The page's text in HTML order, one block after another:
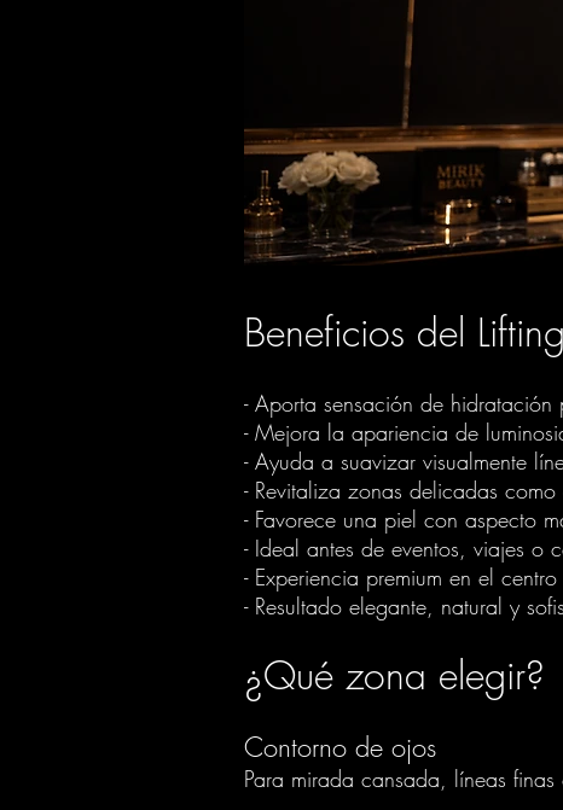
Beneficios del
- Aporta sensación de hidratación
- Mejora la apariencia de
- Ayuda a suavizar visualmente
- Revitaliza zonas delicadas
- Favorece una piel con aspecto
- Ideal antes de eventos, viajes o
- Experiencia premium en el
- Resultado elegante, natural y
¿Qué zona elegir?
Contorno de ojos
Para mirada cansada, líneas